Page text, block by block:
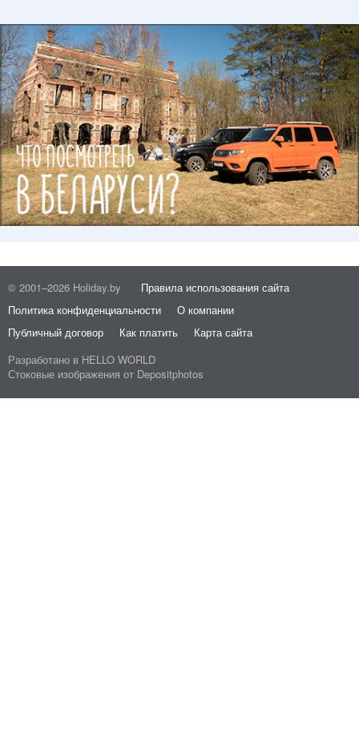
© 2001–2026 Holiday.by
Правила использования сайта
Политика конфиденциальности
О компании
Публичный договор
Как платить
Карта сайта
Разработано в HELLO WORLD
Стоковые изображения от Depositphotos